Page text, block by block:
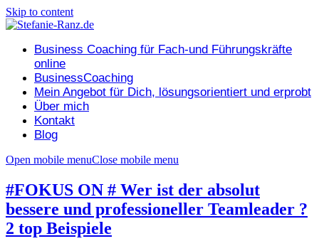
Skip to content
Business Coaching für Fach-und Führungskräfte
online
BusinessCoaching
Mein Angebot für Dich, lösungsorientiert und erprobt
Über mich
Kontakt
Blog
Open mobile menuClose mobile menu
#FOKUS ON # Wer ist der absolut
bessere und professioneller Teamleader ?
2 top Beispiele